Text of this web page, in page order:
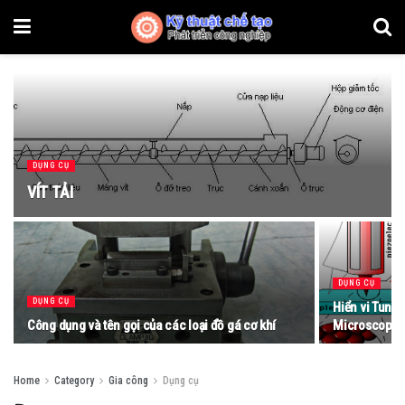
DỤNG CỤ
VÍT TẢI
DỤNG CỤ
Công dụng và tên gọi của các loại đồ gá cơ khí
DỤNG CỤ
Hiển vi
Microscope)
Home Category Gia công Dụng cụ